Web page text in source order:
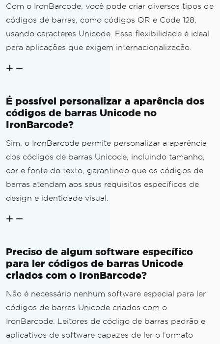
Com o IronBarcode, você pode criar diversos tipos de
códigos de barras, como códigos QR e Code 128,
usando caracteres Unicode. Essa flexibilidade é ideal
para aplicações que exigem internacionalização.
É possível personalizar a aparência dos
códigos de barras Unicode no
IronBarcode?
Sim, o IronBarcode permite personalizar a aparência
dos códigos de barras Unicode, incluindo tamanho,
cor e fonte do texto, garantindo que os códigos de
barras atendam aos seus requisitos específicos de
design e identidade visual.
Preciso de algum software específico
para ler códigos de barras Unicode
criados com o IronBarcode?
Não é necessário nenhum software especial para ler
códigos de barras Unicode criados com o
IronBarcode. Leitores de código de barras padrão e
aplicativos de software capazes de ler o formato